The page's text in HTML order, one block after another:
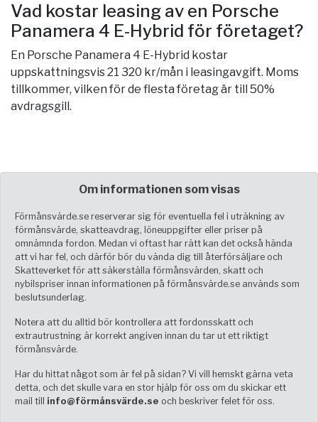
Vad kostar leasing av en Porsche
Panamera 4 E-Hybrid för företaget?
En Porsche Panamera 4 E-Hybrid kostar
uppskattningsvis 21 320 kr/mån i leasingavgift. Moms
tillkommer, vilken för de flesta företag är till 50%
avdragsgill.
Om informationen som visas
Förmånsvärde.se reserverar sig för eventuella fel i uträkning av
förmånsvärde, skatteavdrag, löneuppgifter eller priser på
omnämnda fordon. Medan vi oftast har rätt kan det också hända
att vi har fel, och därför bör du vända dig till återförsäljare och
Skatteverket för att säkerställa förmånsvärden, skatt och
nybilspriser innan informationen på förmånsvärde.se används som
beslutsunderlag.
Notera att du alltid bör kontrollera att fordonsskatt och
extrautrustning är korrekt angiven innan du tar ut ett riktigt
förmånsvärde.
Har du hittat något som är fel på sidan? Vi vill hemskt gärna veta
detta, och det skulle vara en stor hjälp för oss om du skickar ett
mail till info@förmånsvärde.se och beskriver felet för oss.